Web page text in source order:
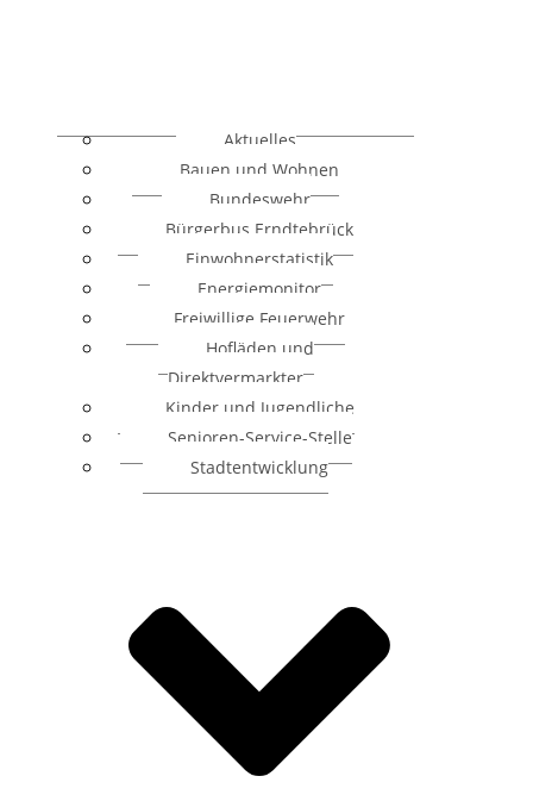
Aktuelles
Bauen und Wohnen
Bundeswehr
Bürgerbus Erndtebrück
Einwohnerstatistik
Energiemonitor
Freiwillige Feuerwehr
Hofläden und
Direktvermarkter
Kinder und Jugendliche
Senioren-Service-Stelle
Stadtentwicklung